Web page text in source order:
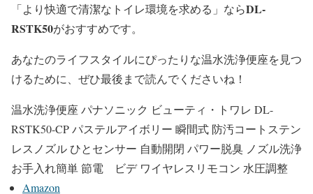
「より快適で清潔なトイレ環境を求める」ならDL-
RSTK50がおすすめです。
あなたのライフスタイルにぴったりな温水洗浄便座を見つ
けるために、ぜひ最後まで読んでくださいね！
温水洗浄便座 パナソニック ビューティ・トワレ DL-
RSTK50-CP パステルアイボリー 瞬間式 防汚コートステン
レスノズル ひとセンサー 自動開閉 パワー脱臭 ノズル洗浄
お手入れ簡単 節電 ビデ ワイヤレスリモコン 水圧調整
Amazon